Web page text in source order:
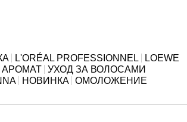
L'ORÉAL PROFESSIONNEL
LOEWE
АРОМАТ УХОД ЗА ВОЛОСАМИ
НОВИНКА ОМОЛОЖЕНИЕ